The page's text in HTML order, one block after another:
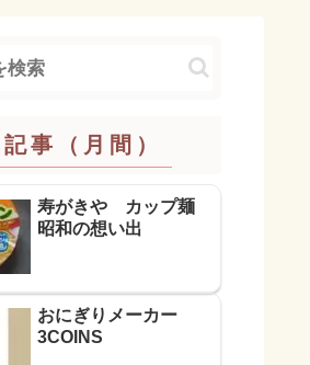
事（月間）
寿がきや カップ麺
昭和の想い出
おにぎりメーカー
3COINS